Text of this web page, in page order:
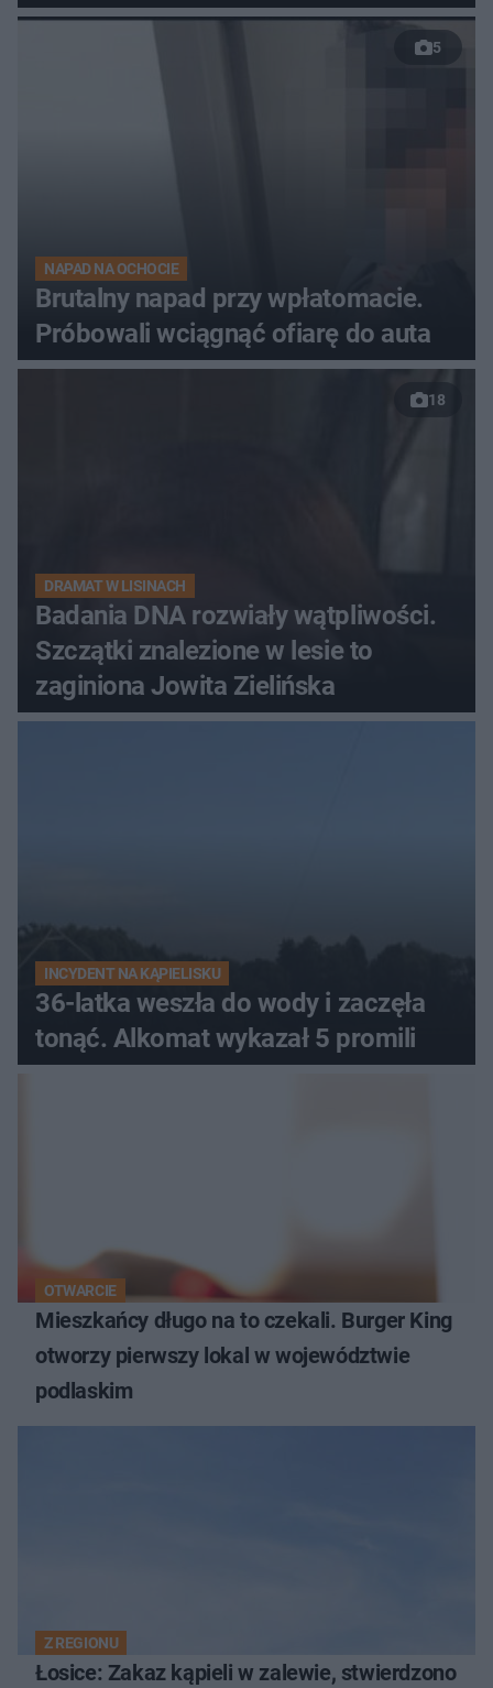
zalewa posesje i budynki
5
NAPAD NA OCHOCIE
Brutalny napad przy wpłatomacie.
Próbowali wciągnąć ofiarę do auta
18
DRAMAT W LISINACH
Badania DNA rozwiały wątpliwości.
Szczątki znalezione w lesie to
zaginiona Jowita Zielińska
INCYDENT NA KĄPIELISKU
36-latka weszła do wody i zaczęła
tonąć. Alkomat wykazał 5 promili
OTWARCIE
Mieszkańcy długo na to czekali. Burger King
otworzy pierwszy lokal w województwie
podlaskim
Z REGIONU
Łosice: Zakaz kąpieli w zalewie, stwierdzono